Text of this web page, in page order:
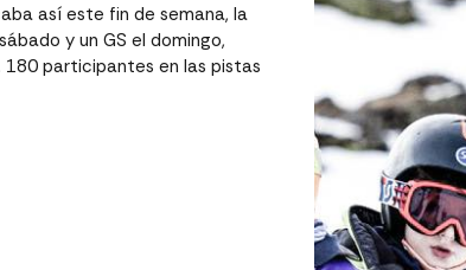
así este fin de semana, la
y un GS el domingo,
180 participantes en las pistas